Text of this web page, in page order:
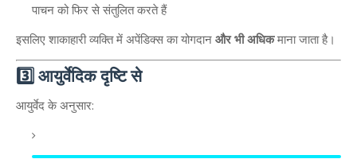
पाचन को फिर से संतुलित करते हैं
इसलिए शाकाहारी व्यक्ति में अपेंडिक्स का योगदान और भी अधिकमाना जाता है।
3️⃣ आयुर्वेदिक दृष्टि से
आयुर्वेद के अनुसार: